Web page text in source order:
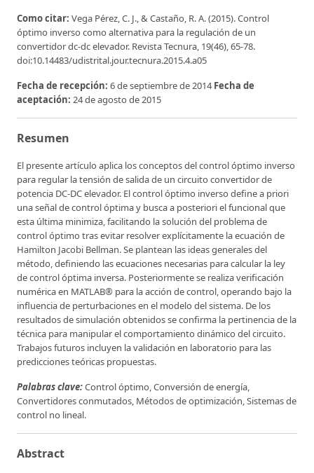
Como citar: Vega Pérez, C. J., & Castaño, R. A. (2015). Control
óptimo inverso como alternativa para la regulación de un
convertidor dc-dc elevador. Revista Tecnura, 19(46), 65-78.
doi:10.14483/udistrital.jour.tecnura.2015.4.a05
Fecha de recepción: 6 de septiembre de 2014Fecha de
aceptación: 24 de agosto de 2015
Resumen
El presente artículo aplica los conceptos del control óptimo inverso
para regular la tensión de salida de un circuito convertidor de
potencia DC-DC elevador. El control óptimo inverso define a priori
una señal de control óptima y busca a posteriori el funcional que
esta última minimiza, facilitando la solución del problema de
control óptimo tras evitar resolver explícitamente la ecuación de
Hamilton Jacobi Bellman. Se plantean las ideas generales del
método, definiendo las ecuaciones necesarias para calcular la ley
de control óptima inversa. Posteriormente se realiza verificación
numérica en MATLAB® para la acción de control, operando bajo la
influencia de perturbaciones en el modelo del sistema. De los
resultados de simulación obtenidos se confirma la pertinencia de la
técnica para manipular el comportamiento dinámico del circuito.
Trabajos futuros incluyen la validación en laboratorio para las
predicciones teóricas propuestas.
Palabras clave:Control óptimo, Conversión de energía,
Convertidores conmutados, Métodos de optimización, Sistemas de
control no lineal.
Abstract